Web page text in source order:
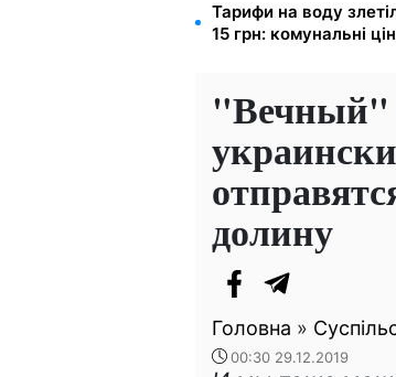
Тарифи на воду
15 грн: комунальні
"Вечный"
долину
Головна »
00:30 29.12.2019